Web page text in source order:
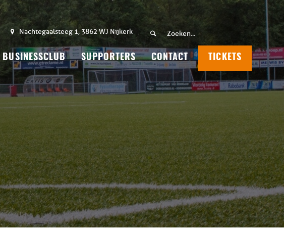
Nachtegaalsteeg 1, 3862 WJ Nijkerk
BUSINESSCLUB SUPPORTERS CONTACT TICKETS